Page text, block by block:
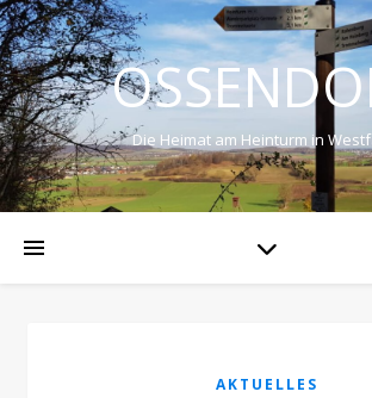
Die Heimat am Heinturm in
AKTUELLES